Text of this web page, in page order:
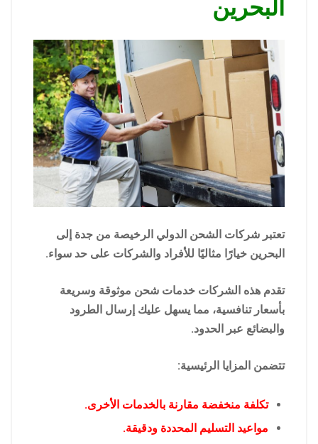
البحرين
تعتبر شركات الشحن الدولي الرخيصة من جدة إلى
البحرين خيارًا مثاليًا للأفراد والشركات على حد سواء.
تقدم هذه الشركات خدمات شحن موثوقة وسريعة
بأسعار تنافسية، مما يسهل عليك إرسال الطرود
والبضائع عبر الحدود.
تتضمن المزايا الرئيسية:
تكلفة منخفضة مقارنة بالخدمات الأخرى.
مواعيد التسليم المحددة ودقيقة.